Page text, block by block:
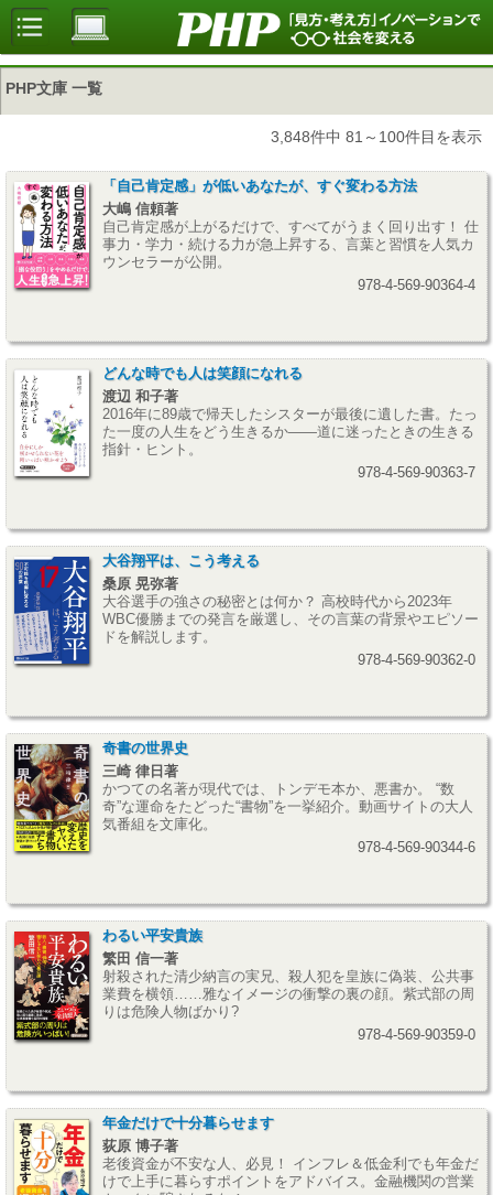
PHP文庫 一覧
3,848件中 81～100件目を表示
「自己肯定感」が低いあなたが、すぐ変わる方法
大嶋 信頼著
自己肯定感が上がるだけで、すべてがうまく回り出す！ 仕
事力・学力・続ける力が急上昇する、言葉と習慣を人気カ
ウンセラーが公開。
978-4-569-90364-4
どんな時でも人は笑顔になれる
渡辺 和子著
2016年に89歳で帰天したシスターが最後に遺した書。たっ
た一度の人生をどう生きるか――道に迷ったときの生きる
指針・ヒント。
978-4-569-90363-7
大谷翔平は、こう考える
桑原 晃弥著
大谷選手の強さの秘密とは何か？ 高校時代から2023年
WBC優勝までの発言を厳選し、その言葉の背景やエピソー
ドを解説します。
978-4-569-90362-0
奇書の世界史
三崎 律日著
かつての名著が現代では、トンデモ本か、悪書か。 “数
奇”な運命をたどった“書物”を一挙紹介。動画サイトの大人
気番組を文庫化。
978-4-569-90344-6
わるい平安貴族
繁田 信一著
射殺された清少納言の実兄、殺人犯を皇族に偽装、公共事
業費を横領……雅なイメージの衝撃の裏の顔。紫式部の周
りは危険人物ばかり?
978-4-569-90359-0
年金だけで十分暮らせます
荻原 博子著
老後資金が不安な人、必見！ インフレ＆低金利でも年金だ
けで上手に暮らすポイントをアドバイス。金融機関の営業